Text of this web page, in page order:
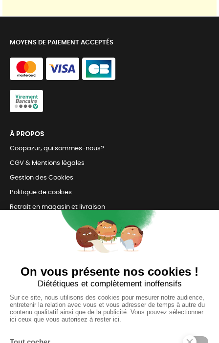
MOYENS DE PAIEMENT ACCEPTÉS
Á PROPOS
Coopazur, qui sommes-nous?
CGV & Mentions légales
Gestion des Cookies
Politique de cookies
Retrait en magasin et livraison
Nous sommes connectés
pour répondre à tous vos besoins
SUIVEZ-NOUS